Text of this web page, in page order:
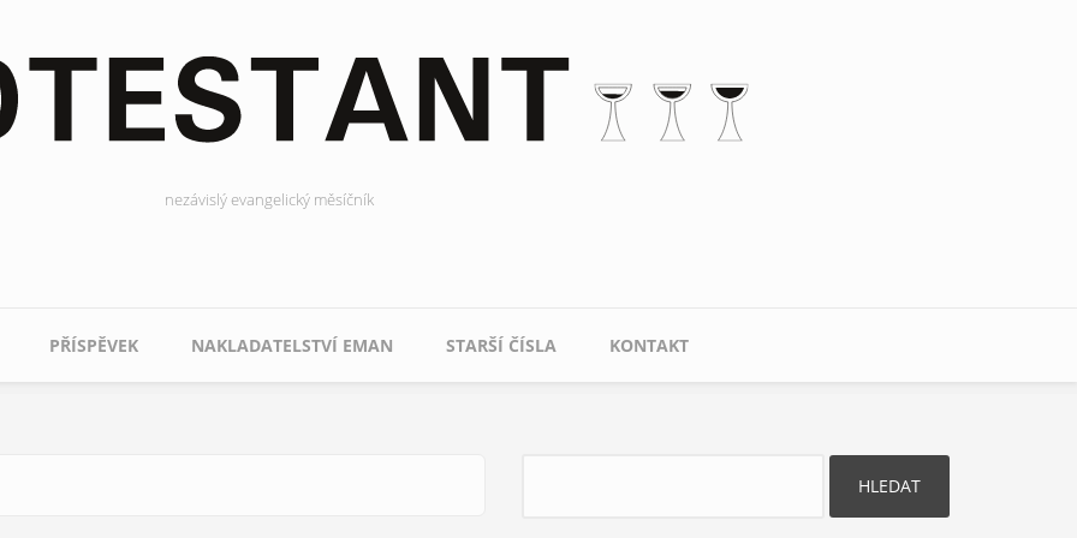
nezávislý evangelický měsíčník
PŘÍSPĚVEK NAKLADATELSTVÍ EMAN STARŠÍ ČÍSLA KONTAKT